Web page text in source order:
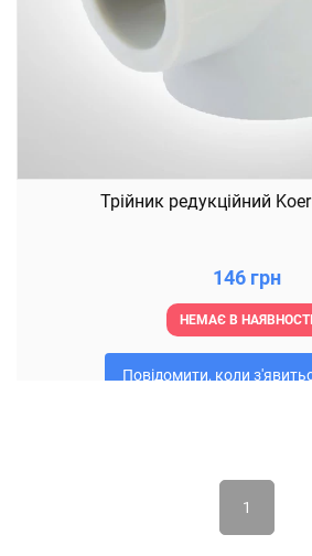
Трійник редукційний
146 грн
НЕМАЄ В НАЯВНОСТІ
Повідомити, коли
1